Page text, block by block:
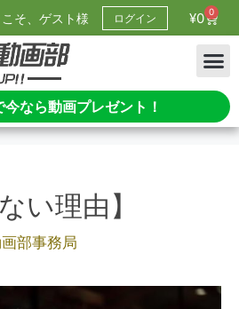
こそ、ゲスト様 ログイン ¥0 0
なら動画プレゼント！
い理由】
部事務局